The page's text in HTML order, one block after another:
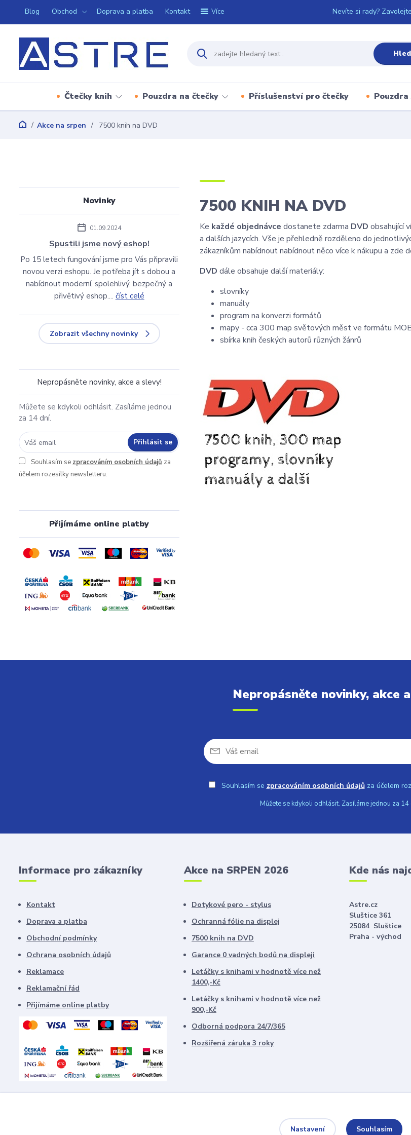
Blog Obchod Doprava a platba Kontakt Více Nevíte si rady?
Čtečky knih Pouzdra na čtečky Příslušenství pro čtečky
Akce na srpen 7500 knih na DVD
Novinky
01.09.2024
Spustili jsme nový eshop!
Po 15 letech fungování jsme pro Vás připravili
novou verzi eshopu. Je potřeba jít s dobou a
nabídnout moderní, spolehlivý, bezpečný a
přivětivý eshop.... číst celé
Zobrazit všechny novinky
Nepropásněte novinky, akce a slevy!
Můžete se kdykoli odhlásit. Zasíláme jednou
za 14 dní.
Přihlásit se
Souhlasím se zpracováním osobních údajů za
účelem rozesílky newsletteru.
Přijímáme online platby
7500 KNIH NA DVD
Ke každé objednávce dostanete zdarma DVD obsahující
a dalších jazycích. Vše je přehledně rozděleno do
zákazníkům nabídnout nabídnout něco více k nákupu a zde
DVD dále obsahuje další materiály:
slovníky
manuály
program na konverzi formátů
mapy - cca 300 map světových měst ve formátu
sbírka knih českých autorů různých žánrů
Nepropásněte novinky, akce
Souhlasím se zpracováním osobních údajůza účelem
Můžete se kdykoli odhlásit. Zasíláme jednou za 14
Informace pro zákazníky
Kontakt
Doprava a platba
Obchodní podmínky
Ochrana osobních údajů
Reklamace
Reklamační řád
Přijímáme online platby
Akce na SRPEN 2026
Dotykové pero - stylus
Ochranná fólie na displej
7500 knih na DVD
Garance 0 vadných bodů na displeji
Letáčky s knihami v hodnotě více než
1400,-Kč
Letáčky s knihami v hodnotě více než
900,-Kč
Odborná podpora 24/7/365
Rozšířená záruka 3 roky
Kde nás
Astre.cz
Sluštice 361
25084 Sluštice
Praha - východ
Nastavení Souhlasím